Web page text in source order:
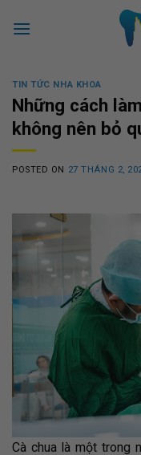
TIN TỨC NHA KHOA
Những cách
không nên bỏ
POSTED ON 27 THÁNG 2,
Cà chua là một trong